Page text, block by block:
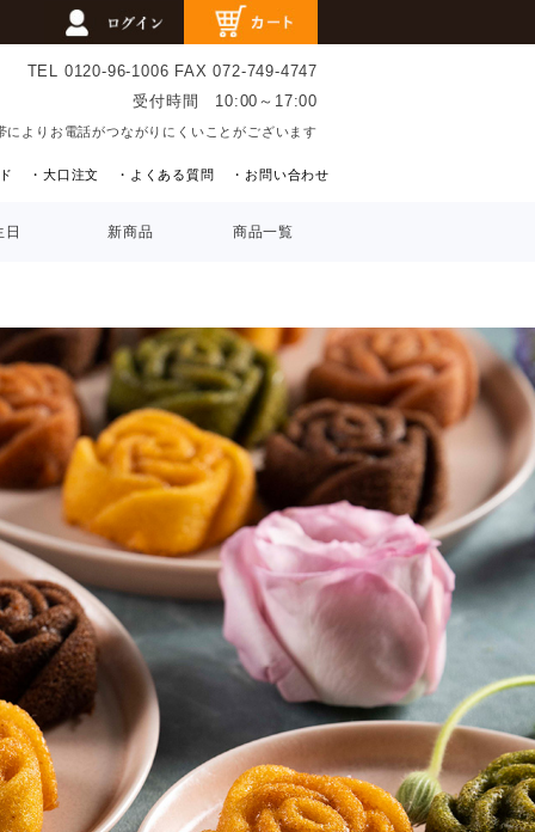
TEL 0120-96-1006 FAX 072-749-4747
受付時間 10:00～17:00
よりお電話がつながりにくいことがございます
・大口注文 ・よくある質問 ・お問い合わせ
日 新商品 商品一覧